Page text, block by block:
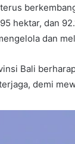
hektar, dan
dan
Bali
demi